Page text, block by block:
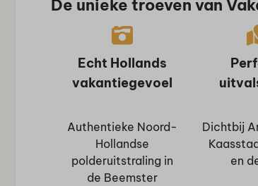
Faciliteiten
Fietsenstalling
Buiten
De unieke troeven van
Echt Hollands
vakantiegevoel
Authentieke Noord-
Hollandse
polderuitstraling in
de Beemster
Dichtbij
en